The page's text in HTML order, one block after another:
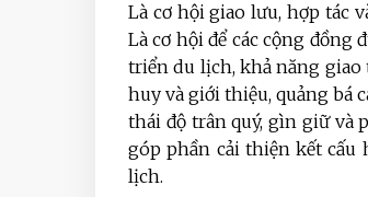
Là cơ hội giao lưu, hợp tác
Là cơ hội để các cộng đồng
triển du lịch, khả năng giao
huy và giới thiệu, quảng bá
thái độ trân quý, gìn giữ và
góp phần cải thiện kết cấu
lịch.